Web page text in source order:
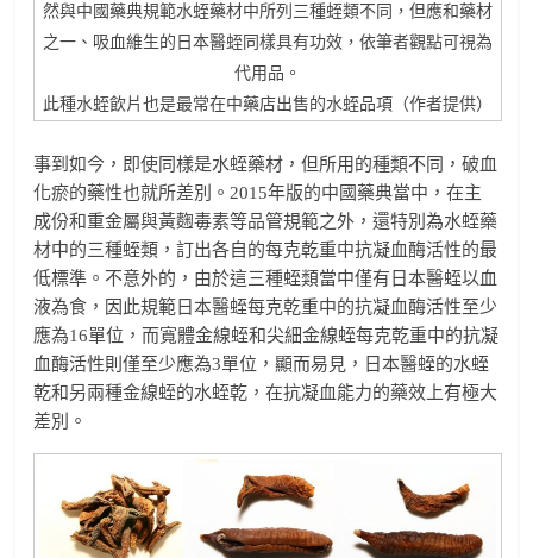
然與中國藥典規範水蛭藥材中所列三種蛭類不同，但應和藥材
之一、吸血維生的日本醫蛭同樣具有功效，依筆者觀點可視為
代用品。
此種水蛭飲片也是最常在中藥店出售的水蛭品項（作者提供）
事到如今，即使同樣是水蛭藥材，但所用的種類不同，破血
化瘀的藥性也就所差別。2015年版的中國藥典當中，在主
成份和重金屬與黃麴毒素等品管規範之外，還特別為水蛭藥
材中的三種蛭類，訂出各自的每克乾重中抗凝血酶活性的最
低標準。不意外的，由於這三種蛭類當中僅有日本醫蛭以血
液為食，因此規範日本醫蛭每克乾重中的抗凝血酶活性至少
應為16單位，而寬體金線蛭和尖細金線蛭每克乾重中的抗凝
血酶活性則僅至少應為3單位，顯而易見，日本醫蛭的水蛭
乾和另兩種金線蛭的水蛭乾，在抗凝血能力的藥效上有極大
差別。